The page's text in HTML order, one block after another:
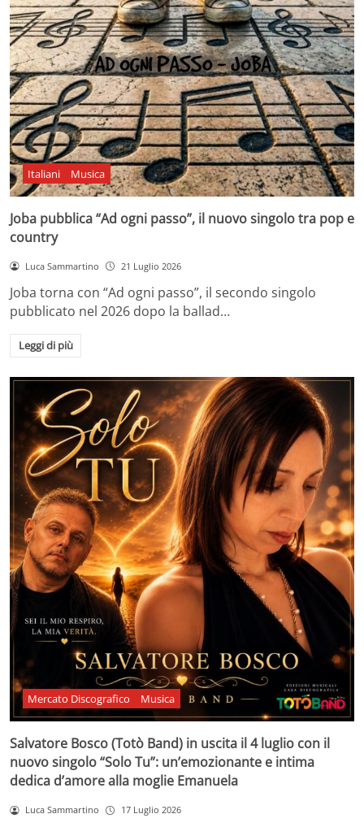
Italiani Musica
Joba pubblica “Ad ogni passo”, il nuovo singolo tra pop e
country
Luca Sammartino 21 Luglio 2026
Joba torna con “Ad ogni passo”, il secondo singolo
pubblicato nel 2026 dopo la ballad…
Leggi di più
Mercato Discografico Musica
Salvatore Bosco (Totò Band) in uscita il 4 luglio con il
nuovo singolo “Solo Tu”: un’emozionante e intima
dedica d’amore alla moglie Emanuela
Luca Sammartino 17 Luglio 2026